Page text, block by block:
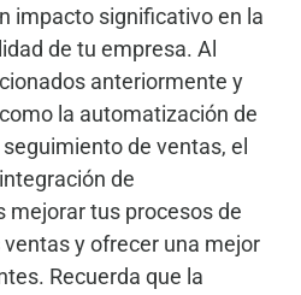
impacto significativo en la
de tu empresa. Al
anteriormente y
la automatización de
de ventas, el
de
mejorar tus procesos de
y ofrecer una mejor
Recuerda que la